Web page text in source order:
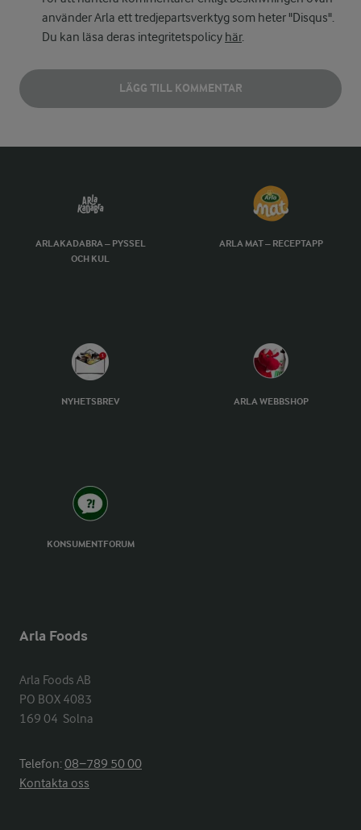
använder Arla ett tredjepartsverktyg som heter "Disqus".
Du kan läsa deras integritetspolicy här.
LÄGG TILL KOMMENTAR
ARLAKADABRA – PYSSEL
OCH KUL
ARLA MAT – RECEPTAPP
NYHETSBREV ARLA WEBBSHOP
KONSUMENTFORUM
Arla Foods
Arla Foods AB
PO BOX 4083
169 04  Solna
Telefon:08−789 50 00
Kontakta oss